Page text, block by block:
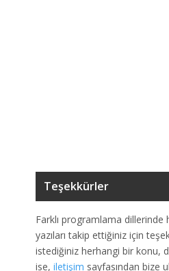
Teşekkürler
Farklı programlama dillerinde
yazıları takip ettiğiniz için
istediğiniz herhangi bir konu,
ise, iletişim sayfasından bize